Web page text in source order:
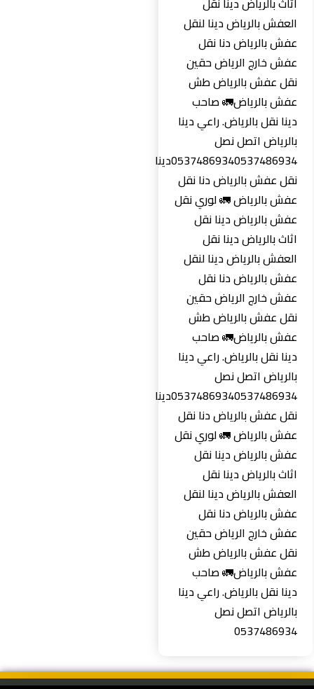
العفش بالرياض دينا لنقل
عفش بالرياض دنا نقل
عفش خارج الرياض حقين
نقل عفش بالرياض طش
عفش بالرياض🚛 صاحب
دينا نقل بالرياض. راعي دينا
بالرياض اتصل نصل
0537486934‏0537486934دينا
نقل عفش بالرياض دنا نقل
عفش بالرياض 🚛 لوري نقل
عفش بالرياض دينا نقل
اثاث بالرياض دينا نقل
العفش بالرياض دينا لنقل
عفش بالرياض دنا نقل
عفش خارج الرياض حقين
نقل عفش بالرياض طش
عفش بالرياض🚛 صاحب
دينا نقل بالرياض. راعي دينا
بالرياض اتصل نصل
0537486934‏0537486934دينا
نقل عفش بالرياض دنا نقل
عفش بالرياض 🚛 لوري نقل
عفش بالرياض دينا نقل
اثاث بالرياض دينا نقل
العفش بالرياض دينا لنقل
عفش بالرياض دنا نقل
عفش خارج الرياض حقين
نقل عفش بالرياض طش
عفش بالرياض🚛 صاحب
دينا نقل بالرياض. راعي دينا
بالرياض اتصل نصل
0537486934